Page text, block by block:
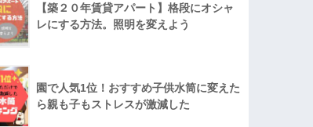
【築２０年賃貸アパート】格段にオシャ
レにする方法。照明を変えよう
園で人気1位！おすすめ子供水筒に変えた
ら親も子もストレスが激減した